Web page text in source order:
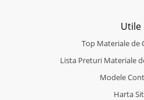
Utile
Top Materiale de
Lista Preturi Materiale
Modele
Harta